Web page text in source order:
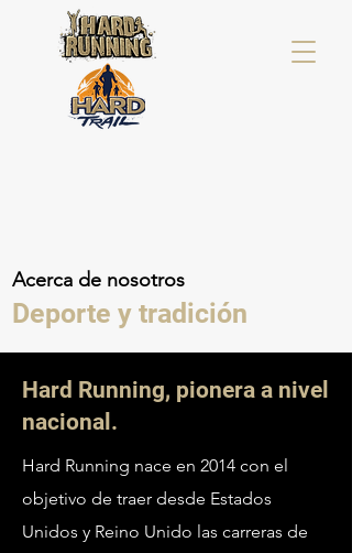
Acerca de nosotros
Deporte y tradición
Hard Running, pionera a nivel
nacional.
Hard Running nace en 2014 con el
objetivo de traer desde Estados
Unidos y Reino Unido las carreras de